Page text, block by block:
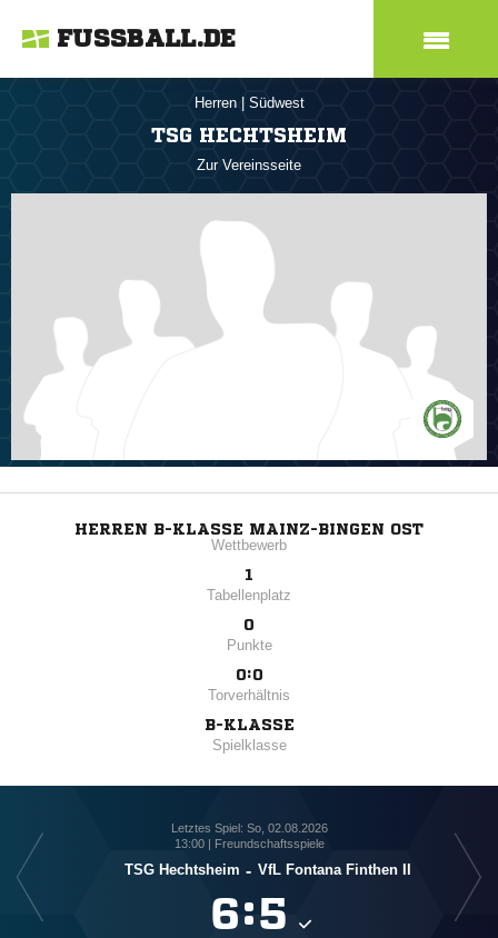
FUSSBALL.DE
Herren Südwest
TSG HECHTSHEIM
Zur Vereinsseite
HERREN B-KLASSE MAINZ-BINGEN OST
Wettbewerb
1
Tabellenplatz
0
Punkte
0:0
Torverhältnis
B-KLASSE
Spielklasse
Letztes Spiel: So, 02.08.2026
13:00 | Freundschaftsspiele
TSG Hechtsheim - VfL Fontana Finthen II
: